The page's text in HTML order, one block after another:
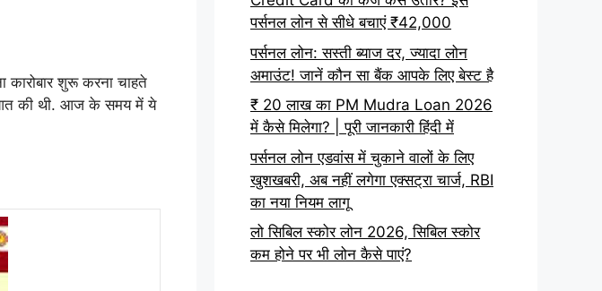
शुरू करना चाहते
की थी. आज के समय में ये
पर्सनल लोन से सीधे बचाएं ₹42,000
पर्सनल लोन: सस्ती ब्याज दर, ज्यादा लोन
अमाउंट! जानें कौन सा बैंक आपके लिए बेस्ट है
₹ 20 लाख का PM Mudra Loan 2026
में कैसे मिलेगा? | पूरी जानकारी हिंदी में
पर्सनल लोन एडवांस में चुकाने वालों के लिए
खुशखबरी, अब नहीं लगेगा एक्सट्रा चार्ज, RBI
का नया नियम लागू
लो सिबिल स्कोर लोन 2026, सिबिल स्कोर
कम होने पर भी लोन कैसे पाएं?